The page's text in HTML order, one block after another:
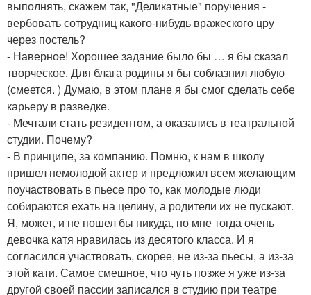
выполнять, скажем так, "Деликатные" поручения -
вербовать сотрудниц какого-нибудь вражеского цру
через постель?
- Наверное! Хорошее задание было бы … я бы сказал
творческое. Для блага родины я бы соблазнил любую
(смеется. ) Думаю, в этом плане я бы смог сделать себе
карьеру в разведке.
- Мечтали стать резидентом, а оказались в театральной
студии. Почему?
- В принципе, за компанию. Помню, к нам в школу
пришел немолодой актер и предложил всем желающим
поучаствовать в пьесе про то, как молодые люди
собираются ехать на целину, а родители их не пускают.
Я, может, и не пошел бы никуда, но мне тогда очень
девочка катя нравилась из десятого класса. И я
согласился участвовать, скорее, не из-за пьесы, а из-за
этой кати. Самое смешное, что чуть позже я уже из-за
другой своей пассии записался в студию при театре